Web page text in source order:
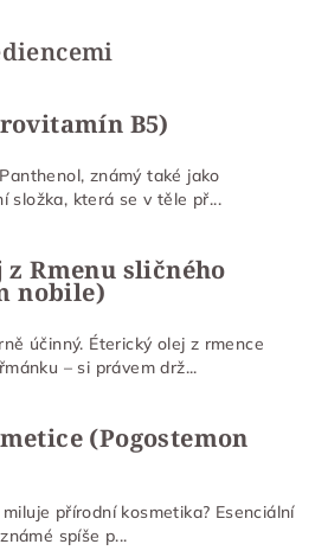
B5)
známý také jako
složka, která se v těle př...
Rmenu sličného
nobile)
účinný. Éterický olej z rmence
– si právem drž...
(Pogostemon
přírodní kosmetika? Esenciální
spíše p...